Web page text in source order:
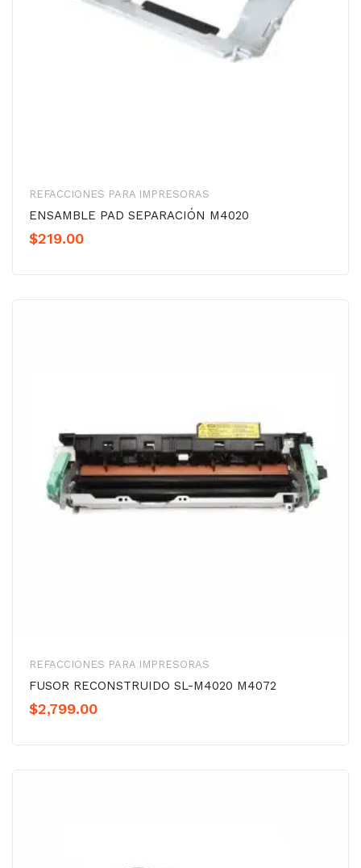
REFACCIONES PARA IMPRESORAS
ENSAMBLE PAD SEPARACIÓN M4020
$219.00
REFACCIONES PARA IMPRESORAS
FUSOR RECONSTRUIDO SL-M4020 M4072
$2,799.00